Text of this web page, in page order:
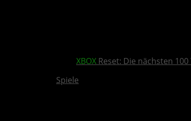
XBOX Reset: Die nächsten
Spiele